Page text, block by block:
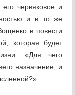
червяковое и
и в то же
в повести
которая будет
«Для чего
назначение, и